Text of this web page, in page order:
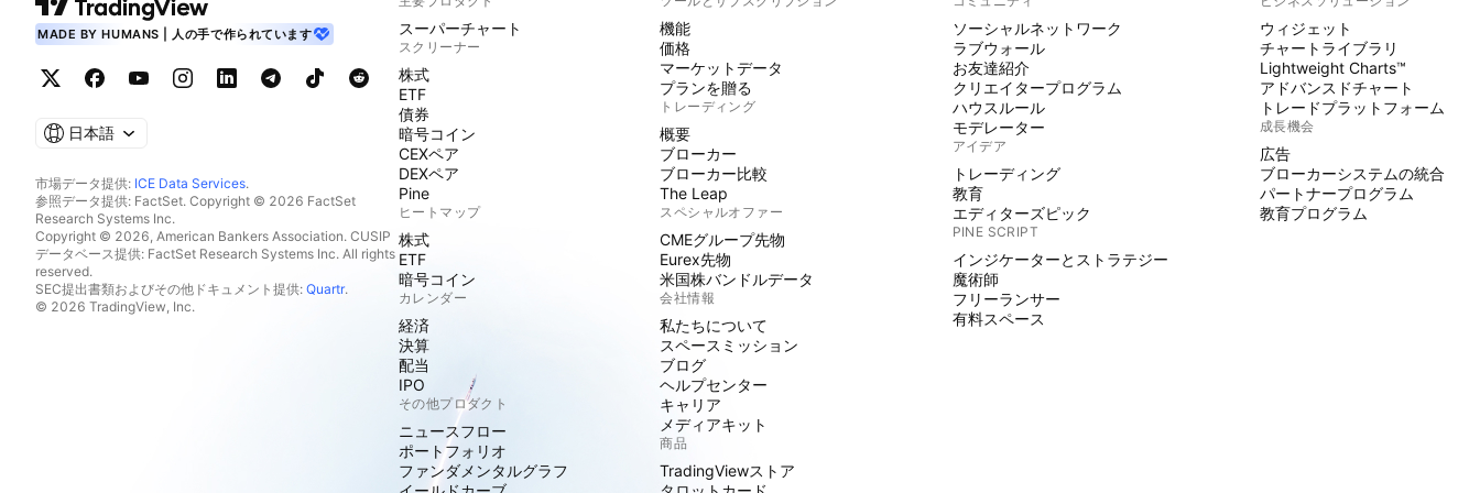
MADE BY HUMANS | 人の手で作られています
日本語
市場データ提供: ICE Data Services.
参照データ提供: FactSet. Copyright © 2026 FactSet
Research Systems Inc.
Copyright © 2026, American Bankers Association. CUSIP
データベース提供: FactSet Research Systems Inc. All rights
reserved.
SEC提出書類およびその他ドキュメント提供: Quartr.
© 2026 TradingView, Inc.
スーパーチャート
スクリーナー
株式
ETF
債券
暗号コイン
CEXペア
DEXペア
Pine
ヒートマップ
株式
ETF
暗号コイン
カレンダー
経済
決算
配当
IPO
その他プロダクト
ニュースフロー
ポートフォリオ
ファンダメンタルグラフ
機能
価格
マーケットデータ
プランを贈る
トレーディング
概要
ブローカー
ブローカー比較
The Leap
スペシャルオファー
CMEグループ先物
Eurex先物
米国株バンドルデータ
会社情報
私たちについて
スペースミッション
ブログ
ヘルプセンター
キャリア
メディアキット
商品
TradingViewストア
ソーシャルネットワーク
ラブウォール
お友達紹介
クリエイタープログラム
ハウスルール
モデレーター
アイデア
トレーディング
教育
エディターズピック
PINE SCRIPT
インジケーターとストラテジー
魔術師
フリーランサー
有料スペース
ウィジェット
チャートライブラリ
Lightweight Charts™
アドバンスドチャート
トレードプラットフォーム
成長機会
広告
ブローカーシステムの統合
パートナープログラム
教育プログラム